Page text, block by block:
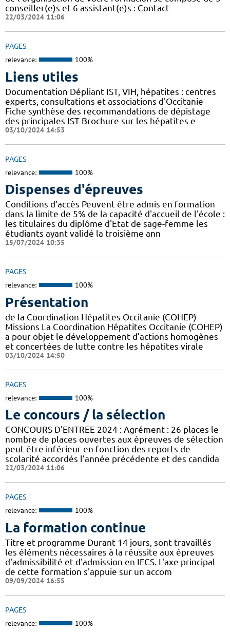
conseiller(e)s et 6 assistant(e)s : Contact
22/03/2024 11:06
PAGES
relevance: 100%
Liens utiles
Documentation Dépliant IST, VIH, hépatites : centres
experts, consultations et associations d'Occitanie
Fiche synthèse des recommandations de dépistage
des principales IST Brochure sur les hépatites e
03/10/2024 14:53
PAGES
relevance: 100%
Dispenses d'épreuves
Conditions d'accès Peuvent être admis en formation
dans la limite de 5% de la capacité d'accueil de l'école :
les titulaires du diplôme d'Etat de sage-femme les
étudiants ayant validé la troisième ann
15/07/2024 10:35
PAGES
relevance: 100%
Présentation
de la Coordination Hépatites Occitanie (COHEP)
Missions La Coordination Hépatites Occitanie (COHEP)
a pour objet le développement d’actions homogènes
et concertées de lutte contre les hépatites virale
03/10/2024 14:50
PAGES
relevance: 100%
Le concours / la sélection
CONCOURS D'ENTREE 2024 : Agrément : 26 places le
nombre de places ouvertes aux épreuves de sélection
peut être inférieur en fonction des reports de
scolarité accordés l’année précédente et des candida
22/03/2024 11:06
PAGES
relevance: 100%
La formation continue
Titre et programme Durant 14 jours, sont travaillés
les éléments nécessaires à la réussite aux épreuves
d'admissibilité et d'admission en IFCS. L'axe principal
de cette formation s'appuie sur un accom
09/09/2024 16:55
PAGES
relevance: 100%